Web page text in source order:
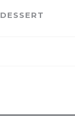
DESSERT